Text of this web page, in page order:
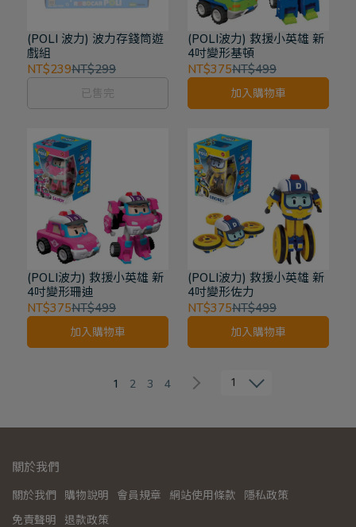
(POLI 波力) 波力存錢筒遊
戲組
NT$239NT$299
已售完
(POLI波力) 救援小英雄 新
4吋變形基頓
NT$375NT$499
加入購物車
(POLI波力) 救援小英雄 新
4吋變形珊迪
NT$375NT$499
加入購物車
(POLI波力) 救援小英雄 新
4吋變形佐力
NT$375NT$499
加入購物車
1 2 3 4 1
關於我們
關於我們 購物說明 會員規章 網站使用條款
隱私政策
免責聲明
退款政策